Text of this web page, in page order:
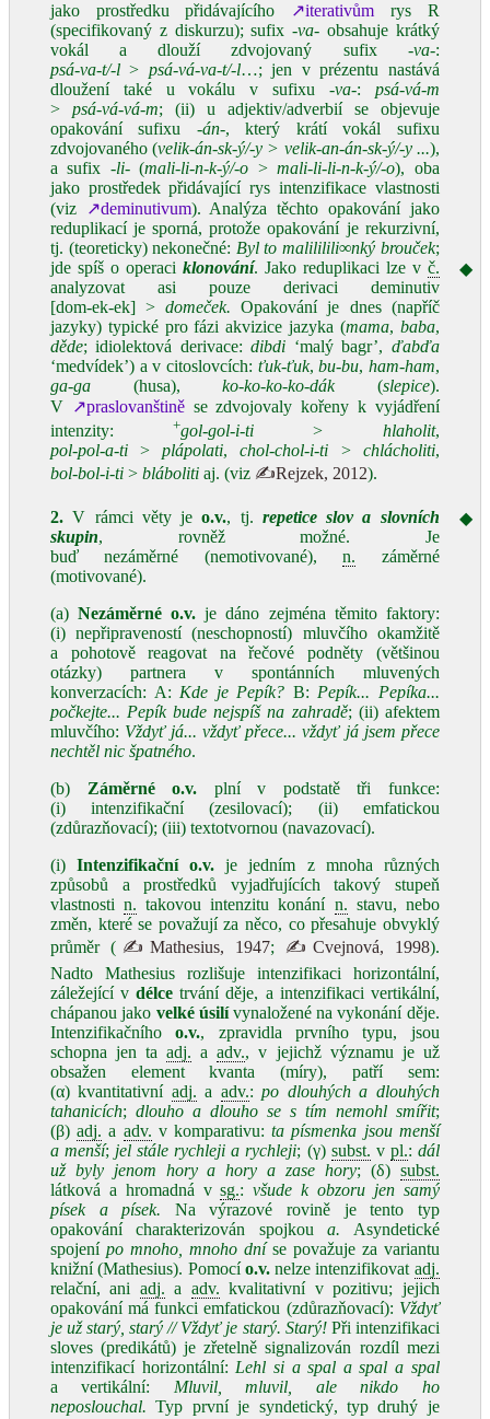
jako prostředku přidávajícího
↗iterativům rys R
(specifikovaný z diskurzu); sufix‑va‑ obsahuje krátký
vokál a dlouží zdvojovaný sufix ‑va‑:
psá‑va‑t/‑l > psá‑vá‑va‑t/‑l…; jen v prézentu nastává
dloužení také u vokálu v sufixu ‑va‑: psá‑vá‑m
> psá‑vá‑vá‑m; (ii) u adjektiv/adverbií se objevuje
opakování sufixu ‑án‑, který krátí vokál sufixu
zdvojovaného (velik‑án‑sk‑ý/‑y > velik‑an‑án‑sk‑ý/‑y ...),
a sufix ‑li‑(mali‑li‑n‑k‑ý/‑o >mali‑li‑li‑n‑k‑ý/‑o), oba
jako prostředek přidávající rys intenzifikace vlastnosti
(viz
↗deminutivum). Analýza těchto opakování jako
reduplikací je sporná, protože opakování je rekurzivní,
tj. (teoreticky) nekonečné: Byl to malililili∞nký brouček;
jde spíš o operaci klonování. Jako reduplikaci lze v č.
analyzovat asi pouze derivaci deminutiv
[dom‑ek‑ek] >domeček. Opakování je dnes (napříč
jazyky) typické pro fázi akvizice jazyka (mama, baba,
děde; idiolektová derivace:dibdi ‘malý bagr’, ďabďa
‘medvídek’) a v citoslovcích: ťuk‑ťuk,bu‑bu, ham‑ham,
ga‑ga (husa),ko‑ko‑ko‑ko‑dák(slepice).
V ↗praslovanštiněse zdvojovaly kořeny k vyjádření
intenzity:+gol‑gol‑i‑ti > hlaholit,
pol‑pol‑a‑ti >plápolati,chol‑chol‑i‑ti > chlácholiti,
bol‑bol‑i‑ti > bláboliti aj. (viz ✍Rejzek, 2012).
2. V rámci věty jeo.v., tj. repetice slov a slovních
skupin, rovněž možné. Je
buď nezáměrné (nemotivované),n. záměrné
(motivované).
(a)Nezáměrné o.v. je dáno zejména těmito faktory:
(i) nepřipraveností (neschopností) mluvčího okamžitě
a pohotově reagovat na řečové podněty (většinou
otázky) partnera v spontánních mluvených
konverzacích: A: Kde je Pepík? B: Pepík... Pepíka...
počkejte... Pepík bude nejspíš na zahradě; (ii) afektem
mluvčího: Vždyť já... vždyť přece... vždyť já jsem přece
nechtěl nic špatného.
(b) Záměrné o.v. plní v podstatě tři funkce:
(i) intenzifikační (zesilovací); (ii) emfatickou
(zdůrazňovací); (iii) textotvornou (navazovací).
(i)Intenzifikační o.v. je jedním z mnoha různých
způsobů a prostředků vyjadřujících takový stupeň
vlastnostin. takovou intenzitu konání n. stavu, nebo
změn, které se považují za něco, co přesahuje obvyklý
průměr (✍Mathesius, 1947; ✍Cvejnová, 1998).
Nadto Mathesius rozlišuje intenzifikaci horizontální,
záležející vdélce trvání děje, a intenzifikaci vertikální,
chápanou jako velké úsilívynaložené na vykonání děje.
Intenzifikačníhoo.v., zpravidla prvního typu, jsou
schopna jen taadj. aadv., v jejichž významu je už
obsažen element kvanta (míry), patří sem:
(α) kvantitativní adj. a adv.:po dlouhých a dlouhých
tahanicích; dlouho a dlouho se s tím nemohl smířit;
(β)adj. a adv. v komparativu:ta písmenka jsou menší
a menší; jel stále rychleji a rychleji; (γ) subst. v pl.: dál
už byly jenom hory a hory a zase hory; (δ) subst.
látková a hromadná vsg.:všude k obzoru jen samý
písek a písek. Na výrazové rovině je tento typ
opakování charakterizován spojkoua. Asyndetické
spojení po mnoho, mnoho dníse považuje za variantu
knižní (Mathesius). Pomocío.v.nelze intenzifikovat adj.
relační, ani adj. a adv. kvalitativní v pozitivu; jejich
opakování má funkci emfatickou (zdůrazňovací): Vždyť
je už starý, starý // Vždyť je starý. Starý!Při intenzifikaci
sloves (predikátů) je zřetelně signalizován rozdíl mezi
intenzifikací horizontální: Lehl si a spal a spal a spal
a vertikální: Mluvil, mluvil, ale nikdo ho
neposlouchal. Typ první je syndetický, typ druhý je
◆
◆